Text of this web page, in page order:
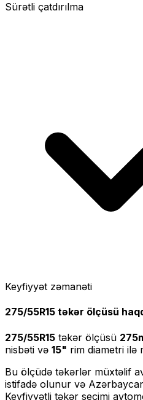
Sürətli çatdırılma
Keyfiyyət zəmanəti
275/55R15 təkər ölçüsü
275/55R15 təkər ölçüsü 275
nisbəti və 15" rim diametri ilə
Bu ölçüdə təkərlər müxtəlif
istifadə olunur və
Keyfiyyətli təkər seçimi